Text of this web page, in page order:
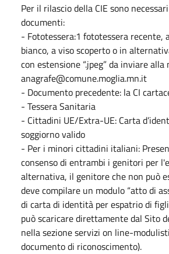
Per il rilascio della CIE sono
documenti:
- Fototessera:1 fototessera recente,
bianco, a viso scoperto o in
con estensione “.jpeg” da inviare alla
anagrafe@comune.moglia.mn.it
- Documento precedente: la CI
- Tessera Sanitaria
- Cittadini UE/Extra-UE: Carta
soggiorno valido
- Per i minori cittadini italiani:
consenso di entrambi i genitori per
alternativa, il genitore che non può
deve compilare un modulo “atto di
di carta di identità per espatrio di
può scaricare direttamente dal Sito
nella sezione servizi on line-
documento di riconoscimento).